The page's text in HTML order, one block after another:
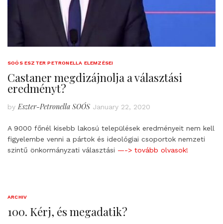
SOÓS ESZTER PETRONELLA ELEMZÉSEI
Castaner megdizájnolja a választási
eredményt?
by Eszter-Petronella SOÓS January 22, 2020
A 9000 főnél kisebb lakosú települések eredményeit nem kell
figyelembe venni a pártok és ideológiai csoportok nemzeti
szintű önkormányzati választási —-> tovább olvasok!
ARCHIV
100. Kérj, és megadatik?